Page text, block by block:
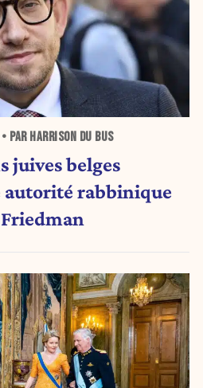
PAR HARRISON DU BUS
juives belges
rabbinique